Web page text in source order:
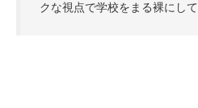
クな視点で学校をまる裸にして